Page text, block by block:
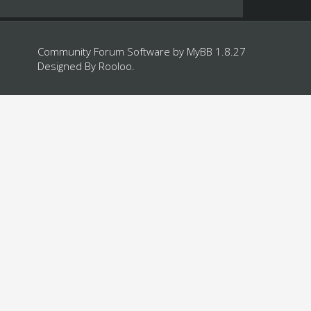
Community Forum Software by MyBB 1.8.27
Designed By Rooloo.